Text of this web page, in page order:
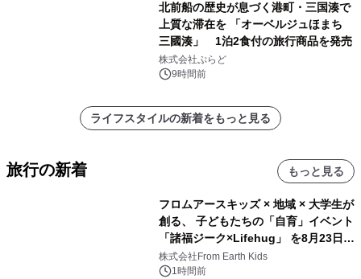
北前船の歴史が息づく港町・三国湊で
上質な滞在を 「オーベルジュほまち
三國湊」 1泊2食付の旅行商品を発売
株式会社ぷらど
9時間前
ライフスタイルの新着をもっと見る
旅行の新着 もっと見る
フロムアースキッズ × 地域 × 大学生が
創る、 子どもたちの「自育」イベント
「諸福ジーク×Lifehug」 を8月23日
(日)開催
株式会社From Earth Kids
1時間前